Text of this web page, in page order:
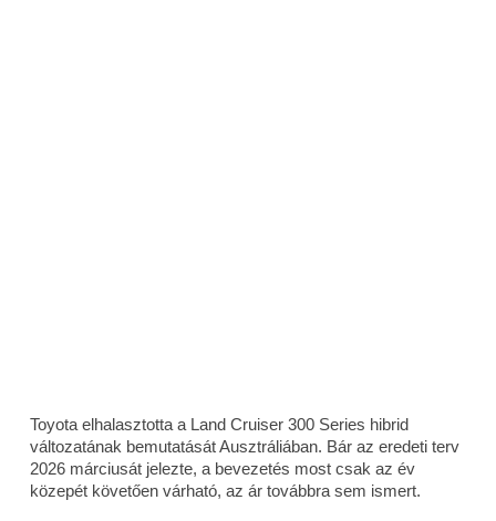
Toyota elhalasztotta a Land Cruiser 300 Series hibrid
változatának bemutatását Ausztráliában. Bár az eredeti terv
2026 márciusát jelezte, a bevezetés most csak az év
közepét követően várható, az ár továbbra sem ismert.